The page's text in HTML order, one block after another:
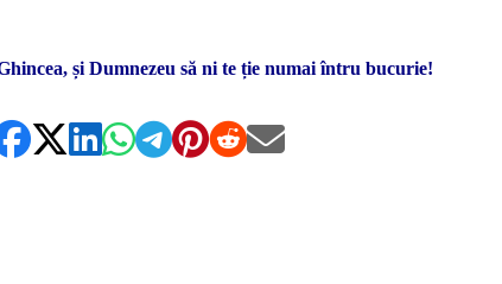
și Dumnezeu să ni te ție numai întru bucurie!